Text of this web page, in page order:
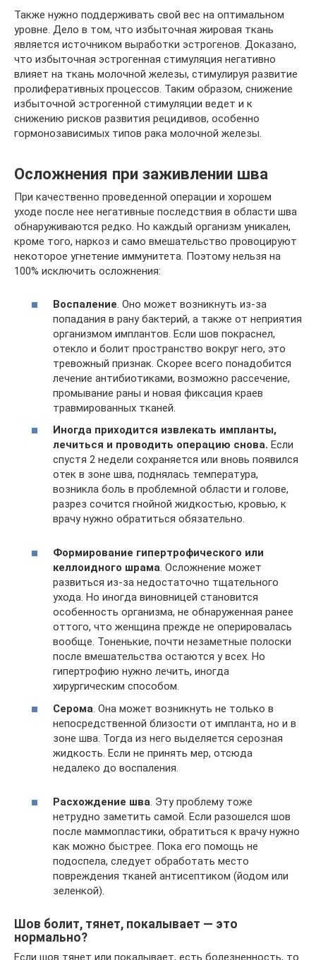
Также нужно поддерживать свой вес на оптимальном
уровне. Дело в том, что избыточная жировая ткань
является источником выработки эстрогенов. Доказано,
что избыточная эстрогенная стимуляция негативно
влияет на ткань молочной железы, стимулируя развитие
пролиферативных процессов. Таким образом, снижение
избыточной эстрогенной стимуляции ведет и к
снижению рисков развития рецидивов, особенно
гормонозависимых типов рака молочной железы.
Осложнения при заживлении шва
При качественно проведенной операции и хорошем
уходе после нее негативные последствия в области шва
обнаруживаются редко. Но каждый организм уникален,
кроме того, наркоз и само вмешательство провоцируют
некоторое угнетение иммунитета. Поэтому нельзя на
100% исключить осложнения:
Воспаление. Оно может возникнуть из-за
попадания в рану бактерий, а также от неприятия
организмом имплантов. Если шов покраснел,
отекло и болит пространство вокруг него, это
тревожный признак. Скорее всего понадобится
лечение антибиотиками, возможно рассечение,
промывание раны и новая фиксация краев
травмированных тканей.
Иногда приходится извлекать импланты,
лечиться и проводить операцию снова. Если
спустя 2 недели сохраняется или вновь появился
отек в зоне шва, поднялась температура,
возникла боль в проблемной области и голове,
разрез сочится гнойной жидкостью, кровью, к
врачу нужно обратиться обязательно.
Формирование гипертрофического или
келлоидного шрама. Осложнение может
развиться из-за недостаточно тщательного
ухода. Но иногда виновницей становится
особенность организма, не обнаруженная ранее
оттого, что женщина прежде не оперировалась
вообще. Тоненькие, почти незаметные полоски
после вмешательства остаются у всех. Но
гипертрофию нужно лечить, иногда
хирургическим способом.
Серома. Она может возникнуть не только в
непосредственной близости от импланта, но и в
зоне шва. Тогда из него выделяется серозная
жидкость. Если не принять мер, отсюда
недалеко до воспаления.
Расхождение шва. Эту проблему тоже
нетрудно заметить самой. Если разошелся шов
после маммопластики, обратиться к врачу нужно
как можно быстрее. Пока его помощь не
подоспела, следует обработать место
повреждения тканей антисептиком (йодом или
зеленкой).
Шов болит, тянет, покалывает — это
нормально?